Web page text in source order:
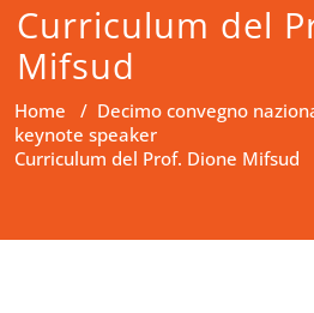
Curriculum del
Mifsud
Home / Decimo convegno
keynote speaker
Curriculum del Prof. Dione Mifsud